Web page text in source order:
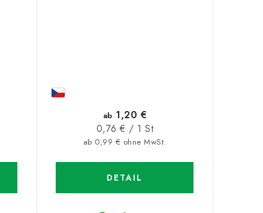
ab 0,99 € ohne MwSt.
ab 1,20 €
Verkaufspreis:
0,76 € / 1 St
DETAIL